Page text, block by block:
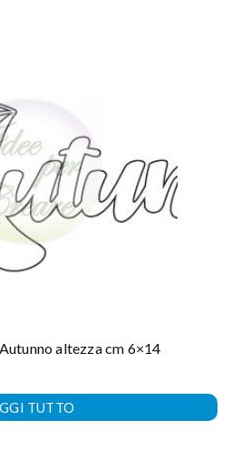
altezza cm 6×14
TUTTO